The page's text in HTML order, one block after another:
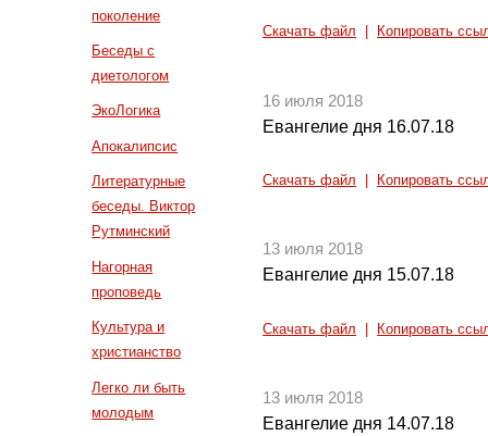
поколение
Беседы с
диетологом
ЭкоЛогика
Апокалипсис
Литературные
беседы. Виктор
Рутминский
Нагорная
проповедь
Культура и
христианство
Легко ли быть
молодым
Скачать файл Копировать
16 июля 2018
Евангелие дня 16.07.18
Скачать файл Копировать
13 июля 2018
Евангелие дня 15.07.18
Скачать файл Копировать
13 июля 2018
Евангелие дня 14.07.18